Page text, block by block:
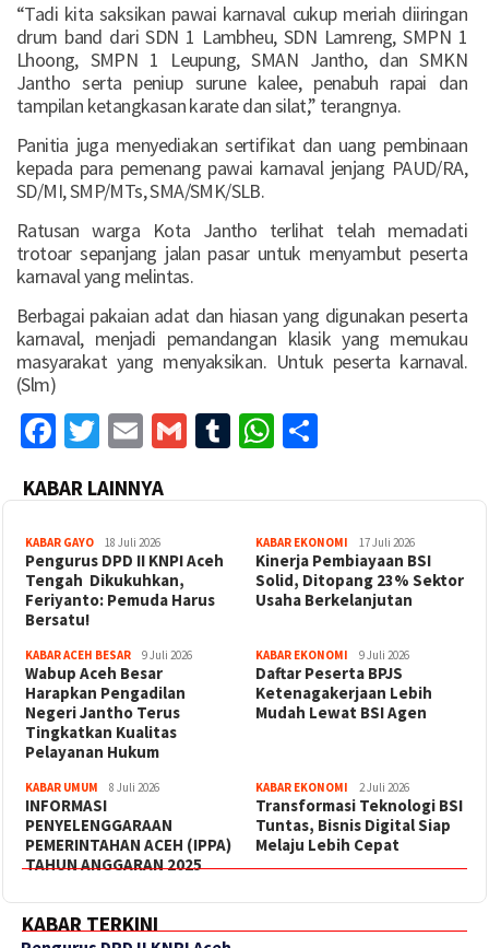
“Tadi kita saksikan pawai karnaval cukup meriah diiringan
drum band dari SDN 1 Lambheu, SDN Lamreng, SMPN 1
Lhoong, SMPN 1 Leupung, SMAN Jantho, dan SMKN
Jantho serta peniup surune kalee, penabuh rapai dan
tampilan ketangkasan karate dan silat,” terangnya.
Panitia juga menyediakan sertifikat dan uang pembinaan
kepada para pemenang pawai karnaval jenjang PAUD/RA,
SD/MI, SMP/MTs, SMA/SMK/SLB.
Ratusan warga Kota Jantho terlihat telah memadati
trotoar sepanjang jalan pasar untuk menyambut peserta
karnaval yang melintas.
Berbagai pakaian adat dan hiasan yang digunakan peserta
karnaval, menjadi pemandangan klasik yang memukau
masyarakat yang menyaksikan. Untuk peserta karnaval.
(Slm)
Facebook
Twitter
EmailGmailTumblrWhatsApp
KABAR LAINNYA
KABAR GAYO 18 Juli 2026
‎Pengurus DPD II KNPI Aceh
Tengah Dikukuhkan,
Feriyanto: Pemuda Harus
Bersatu!
KABAR EKONOMI 17 Juli 2026
Kinerja Pembiayaan BSI
Solid, Ditopang 23% Sektor
Usaha Berkelanjutan
KABAR ACEH BESAR 9 Juli 2026
Wabup Aceh Besar
Harapkan Pengadilan
Negeri Jantho Terus
Tingkatkan Kualitas
Pelayanan Hukum
KABAR EKONOMI 9 Juli 2026
Daftar Peserta BPJS
Ketenagakerjaan Lebih
Mudah Lewat BSI Agen
KABAR UMUM 8 Juli 2026
INFORMASI
PENYELENGGARAAN
PEMERINTAHAN ACEH (IPPA)
TAHUN ANGGARAN 2025
KABAR EKONOMI 2 Juli 2026
Transformasi Teknologi BSI
Tuntas, Bisnis Digital Siap
Melaju Lebih Cepat
KABAR TERKINI